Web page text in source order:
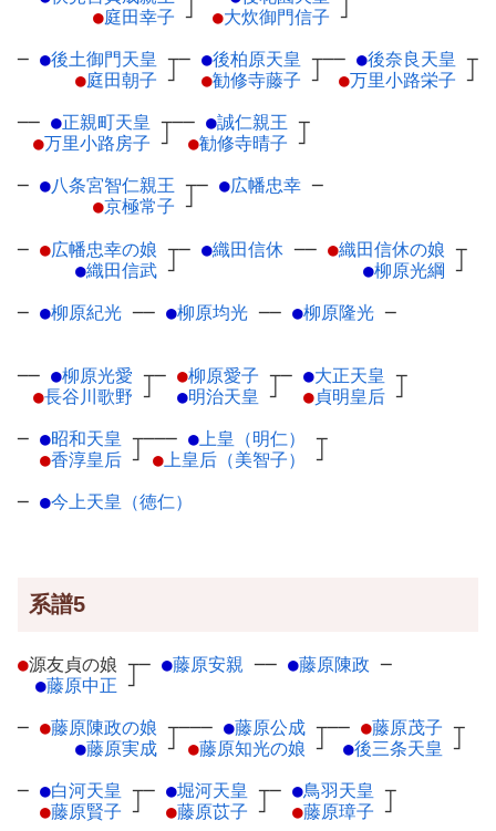
●庭田幸子 ┘
●大炊御門信子 ┘
─ ●後土御門天皇 ┬
●庭田朝子 ┘
─ ●後柏原天皇 ┬
●勧修寺藤子 ┘
── ●後奈良天皇 ┬
●万里小路栄子 ┘
── ●正親町天皇 ┬
●万里小路房子 ┘
── ●誠仁親王 ┬
●勧修寺晴子 ┘
─ ●八条宮智仁親王 ┬
●京極常子 ┘
─ ●広幡忠幸 ─
─ ●広幡忠幸の娘 ┬
●織田信武 ┘
─ ●織田信休 ── ●織田信休の娘 ┬
●柳原光綱 ┘
─ ●柳原紀光 ── ●柳原均光 ── ●柳原隆光 ─
── ●柳原光愛 ┬
●長谷川歌野 ┘
─ ●柳原愛子 ┬
●明治天皇 ┘
─ ●大正天皇 ┬
●貞明皇后 ┘
─ ●昭和天皇 ┬
●香淳皇后 ┘
─── ●上皇（明仁）
┬
●上皇后（美智子） ┘
─ ●今上天皇（徳仁）
系譜5
●源友貞の娘 ┬
●藤原中正 ┘
─ ●藤原安親 ── ●藤原陳政 ─
─ ●藤原陳政の娘 ┬
●藤原実成 ┘
─── ●藤原公成 ┬
●藤原知光の娘 ┘
── ●藤原茂子 ┬
●後三条天皇 ┘
─ ●白河天皇 ┬
●藤原賢子 ┘
─ ●堀河天皇 ┬
●藤原苡子 ┘
─ ●鳥羽天皇 ┬
●藤原璋子 ┘